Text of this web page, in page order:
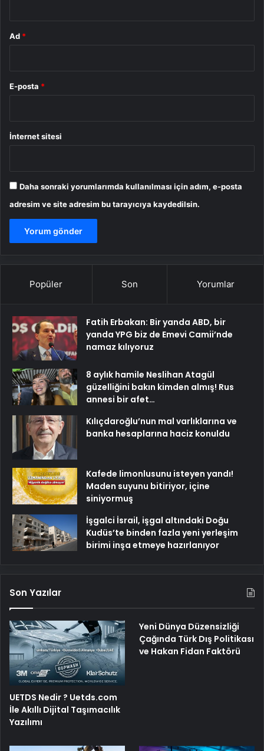
Ad *
E-posta *
İnternet sitesi
Daha sonraki yorumlarımda kullanılması için adım, e-posta
adresim ve site adresim bu tarayıcıya kaydedilsin.
Popüler Son Yorumlar
Fatih Erbakan: Bir yanda ABD, bir
yanda YPG biz de Emevi Camii’nde
namaz kılıyoruz
8 aylık hamile Neslihan Atagül
güzelliğini bakın kimden almış! Rus
annesi bir afet…
Kılıçdaroğlu’nun mal varlıklarına ve
banka hesaplarına haciz konuldu
Kafede limonlusunu isteyen yandı!
Maden suyunu bitiriyor, içine
siniyormuş
İşgalci İsrail, işgal altındaki Doğu
Kudüs’te binden fazla yeni yerleşim
birimi inşa etmeye hazırlanıyor
Son Yazılar
UETDS Nedir ? Uetds.com
İle Akıllı Dijital Taşımacılık
Yazılımı
Yeni Dünya Düzensizliği
Çağında Türk Dış Politikası
ve Hakan Fidan Faktörü